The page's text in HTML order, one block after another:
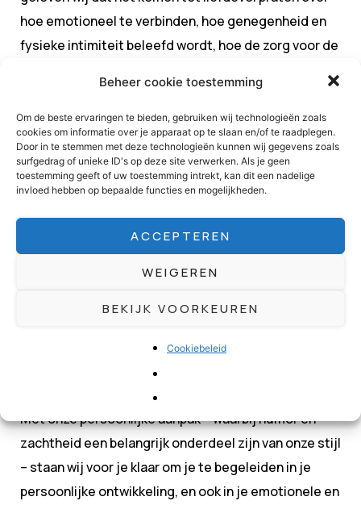
Beheer cookie toestemming
Om de beste ervaringen te bieden, gebruiken wij technologieën zoals
cookies om informatie over je apparaat op te slaan en/of te raadplegen.
Door in te stemmen met deze technologieën kunnen wij gegevens zoals
surfgedrag of unieke ID's op deze site verwerken. Als je geen
toestemming geeft of uw toestemming intrekt, kan dit een nadelige
invloed hebben op bepaalde functies en mogelijkheden.
ACCEPTEREN
WEIGEREN
BEKIJK VOORKEUREN
Cookiebeleid
hoe emotioneel te verbinden, hoe genegenheid en
fysieke intimiteit beleefd wordt, hoe de zorg voor de
zelfvertrouwen binnen de relatie.
We leren je om steun te vragen die past bij jouw
specifieke situatie en behoefte. Dit alles om een
diepere en veilige verbinding te creëren, nabijheid en
betrokkenheid te voelen met en bij de ander en deze
relatie te versterken.
Wat bieden wij?
Wij begrijpen dat het vinden van de juiste
heel goed dat het moed vergt en
Met onze persoonlijke aanpak – waarbij humor en
zachtheid een belangrijk onderdeel zijn van onze stijl
– staan wij voor je klaar om je te begeleiden in je
persoonlijke ontwikkeling, en ook in je emotionele en